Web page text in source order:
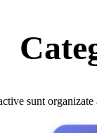
sunt